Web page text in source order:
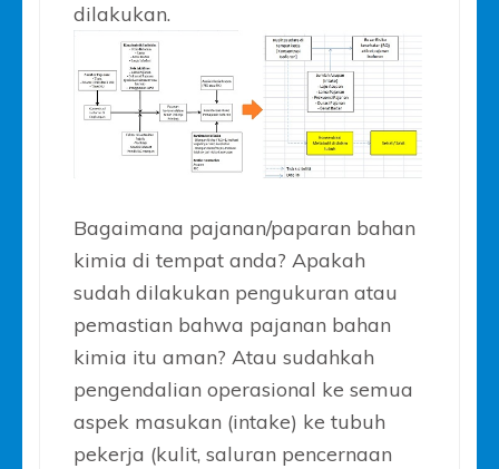
dilakukan.
Bagaimana pajanan/paparan bahan
kimia di tempat anda? Apakah
sudah dilakukan pengukuran atau
pemastian bahwa pajanan bahan
kimia itu aman? Atau sudahkah
pengendalian operasional ke semua
aspek masukan (intake) ke tubuh
pekerja (kulit, saluran pencernaan